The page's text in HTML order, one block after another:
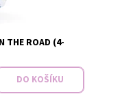
THE ROAD (4-